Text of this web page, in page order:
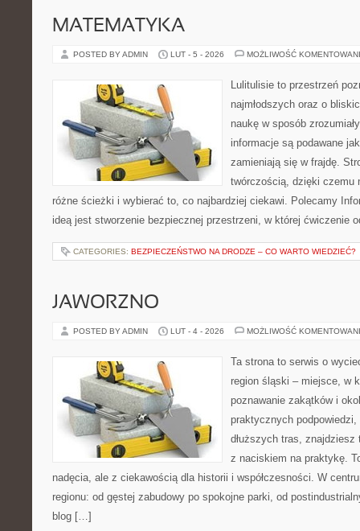
MATEMATYKA
POSTED BY ADMIN LUT - 5 - 2026 MOŻLIWOŚĆ
Lulitulisie to przestrzeń
najmłodszych oraz o
naukę w sposób
informacje są podawane
zamieniają się w frajdę.
twórczością, dzięki czemu
różne ścieżki i wybierać to, co najbardziej ciekawi. Polecamy
ideą jest stworzenie bezpiecznej przestrzeni, w której ćwiczenie
CATEGORIES: BEZPIECZEŃSTWO NA DRODZE – CO WARTO WIEDZIEĆ?
JAWORZNO
POSTED BY ADMIN LUT - 4 - 2026 MOŻLIWOŚĆ
Ta strona to serwis o
region śląski – miejsce, w
poznawanie zakątków i
praktycznych
dłuższych tras,
z naciskiem na praktykę.
nadęcia, ale z ciekawością dla historii i współczesności. W
regionu: od gęstej zabudowy po spokojne parki, od
blog […]